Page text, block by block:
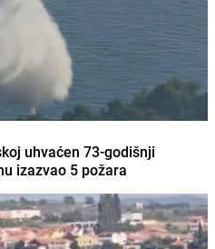
uhvaćen 73-godišnji
izazvao 5 požara